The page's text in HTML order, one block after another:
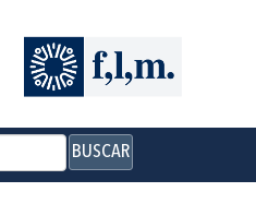
BUSCAR